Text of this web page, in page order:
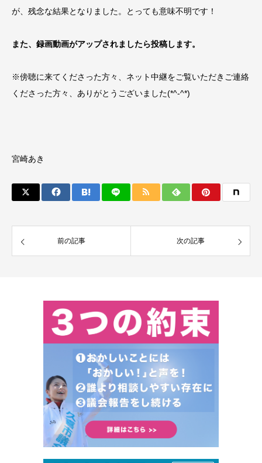
が、残念な結果となりました。とっても意味不明です！
また、録画動画がアップされましたら投稿します。
※傍聴に来てくださった方々、ネット中継をご覧いただきご連絡
くださった方々、ありがとうございました(*^-^*)
宮崎あき
前の記事 次の記事